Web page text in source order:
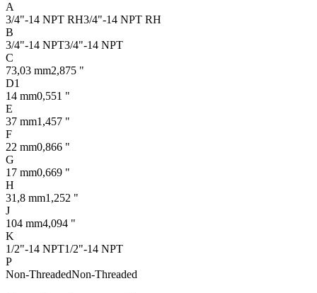
A
3/4"-14 NPT RH3/4"-14 NPT RH
B
3/4"-14 NPT3/4"-14 NPT
C
73,03 mm2,875 "
D1
14 mm0,551 "
E
37 mm1,457 "
F
22 mm0,866 "
G
17 mm0,669 "
H
31,8 mm1,252 "
J
104 mm4,094 "
K
1/2"-14 NPT1/2"-14 NPT
P
Non-ThreadedNon-Threaded